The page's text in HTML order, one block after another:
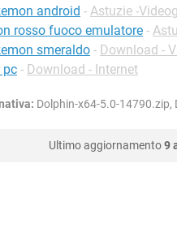
android - Astuzie -
rosso fuoco emulatore -
smeraldo - Download -
pc - Download - Internet
Dolphin-x64-5.0-14790.zip,
Ultimo aggiornamento9